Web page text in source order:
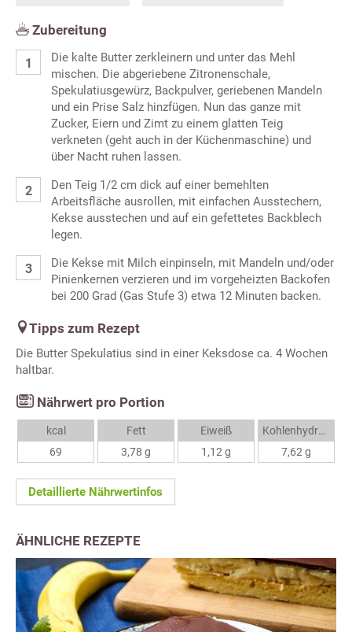
Zubereitung
Die kalte Butter zerkleinern und unter das Mehl
mischen. Die abgeriebene Zitronenschale,
Spekulatiusgewürz, Backpulver, geriebenen Mandeln
und ein Prise Salz hinzfügen. Nun das ganze mit
Zucker, Eiern und Zimt zu einem glatten Teig
verkneten (geht auch in der Küchenmaschine) und
über Nacht ruhen lassen.
Den Teig 1/2 cm dick auf einer bemehlten
Arbeitsfläche ausrollen, mit einfachen Ausstechern,
Kekse ausstechen und auf ein gefettetes Backblech
legen.
Die Kekse mit Milch einpinseln, mit Mandeln und/oder
Pinienkernen verzieren und im vorgeheizten Backofen
bei 200 Grad (Gas Stufe 3) etwa 12 Minuten backen.
Tipps zum Rezept
Die Butter Spekulatius sind in einer Keksdose ca. 4 Wochen
haltbar.
Nährwert pro Portion
kcal
69
Fett
3,78 g
Eiweiß
1,12 g
Kohlenhydrate
7,62 g
Detaillierte Nährwertinfos
ÄHNLICHE REZEPTE